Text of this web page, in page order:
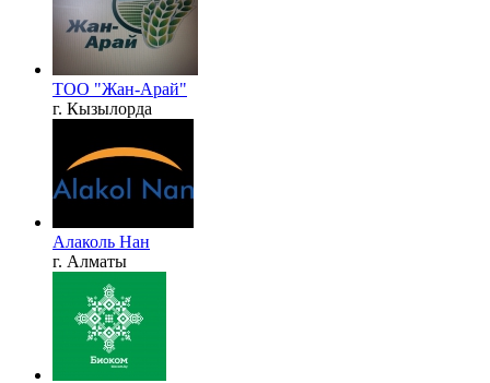
ТОО "Жан-Арай"
г. Кызылорда
Алаколь Нан
г. Алматы